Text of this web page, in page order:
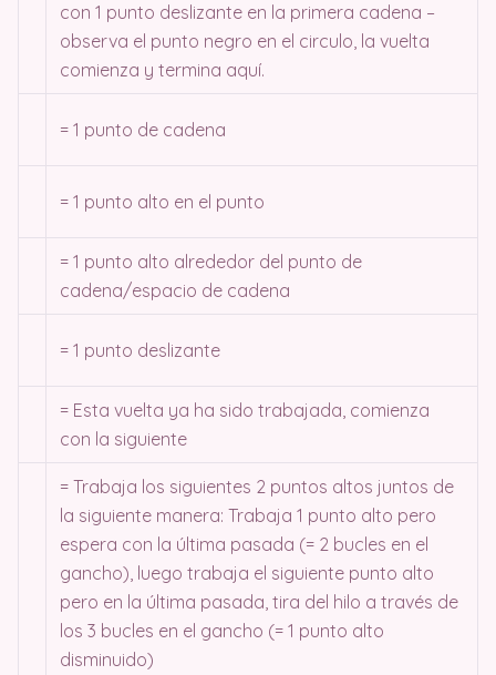
con 1 punto deslizante en la primera cadena –
observa el punto negro en el circulo, la vuelta
comienza y termina aquí.
= 1 punto de cadena
= 1 punto alto en el punto
= 1 punto alto alrededor del punto de
cadena/espacio de cadena
= 1 punto deslizante
= Esta vuelta ya ha sido trabajada, comienza
con la siguiente
= Trabaja los siguientes 2 puntos altos juntos de
la siguiente manera: Trabaja 1 punto alto pero
espera con la última pasada (= 2 bucles en el
gancho), luego trabaja el siguiente punto alto
pero en la última pasada, tira del hilo a través de
los 3 bucles en el gancho (= 1 punto alto
disminuido)